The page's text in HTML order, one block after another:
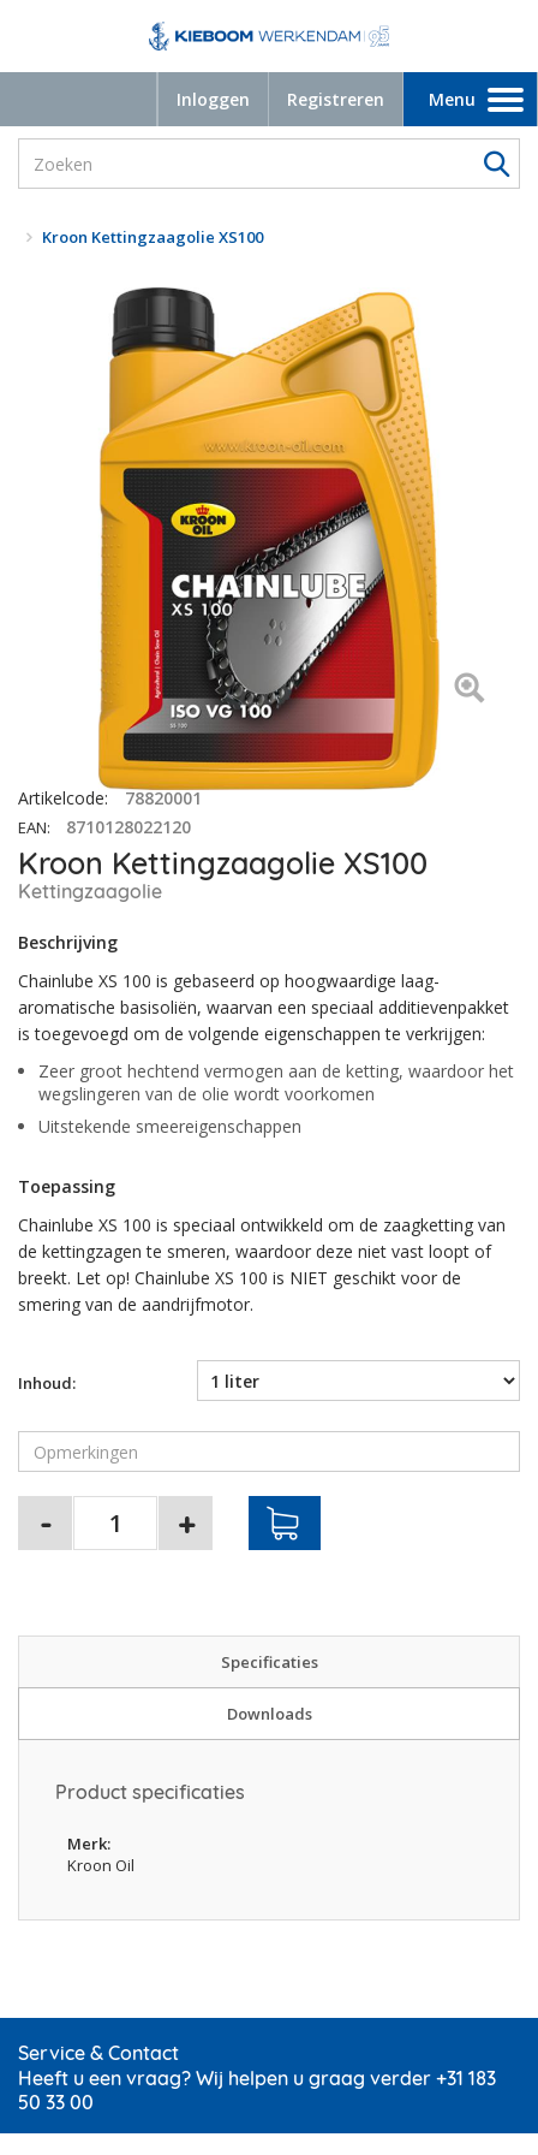
Inloggen Registreren
Toggle
navigation
Menu
Kroon Kettingzaagolie XS100
Artikelcode: 78820001
EAN: 8710128022120
Kroon Kettingzaagolie XS100
Kettingzaagolie
Beschrijving
Chainlube XS 100 is gebaseerd op hoogwaardige laag-
aromatische basisoliën, waarvan een speciaal additievenpakket
is toegevoegd om de volgende eigenschappen te verkrijgen:
Zeer groot hechtend vermogen aan de ketting, waardoor het
wegslingeren van de olie wordt voorkomen
Uitstekende smeereigenschappen
Toepassing
Chainlube XS 100 is speciaal ontwikkeld om de zaagketting van
de kettingzagen te smeren, waardoor deze niet vast loopt of
breekt. Let op! Chainlube XS 100 is NIET geschikt voor de
smering van de aandrijfmotor.
Inhoud:
Specificaties
Downloads
Product specificaties
Merk
Kroon Oil
Service & Contact
Heeft u een vraag? Wij helpen u graag verder +31 183
50 33 00